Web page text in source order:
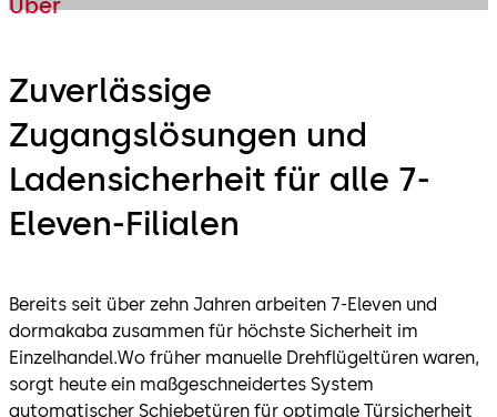
Über
Zuverlässige
Zugangslösungen und
Ladensicherheit für alle 7-
Eleven-Filialen
Bereits seit über zehn Jahren arbeiten 7-Eleven und
dormakaba zusammen für höchste Sicherheit im
Einzelhandel.Wo früher manuelle Drehflügeltüren waren,
sorgt heute ein maßgeschneidertes System
automatischer Schiebetüren für optimale Türsicherheit